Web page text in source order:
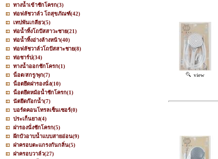
ทางน้ำเข้าชักโครก(3)
ท่อฟลัชวาล์ว โถสุขภัณฑ์(42)
เทปพันเกลียว(5)
ท่อน้ำทิ้งโถปัสสาวะชาย(21)
ท่อน้ำทิ้งอ่างล้างหน้า(40)
ท่อฟลัชวาล์วโถปัสสาะชาย(8)
ท่อชาร์ป(34)
ทางน้ำออกชักโครก(1)
น็อต/สกรู/พุก(7)
น็อตยึดฝารองนั่ง(10)
น็อตยึดหม้อน้ำชักโครก(1)
นัตยึดก๊อกน้ำ(7)
บอร์ดคอนโทรลเซ็นเซอร์(0)
ประเก็นยาง(4)
ฝารองนั่งชักโครก(5)
ฝักบัวอาบน้ำแบบสายอ่อน(9)
ฝาครอบตะแกรงกันกลิ่น(5)
ฝาครอบวาล์ว(27)
view